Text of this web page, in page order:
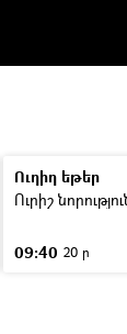
Ուղիղ եթեր
Ուրիշ
09:40 20 ր